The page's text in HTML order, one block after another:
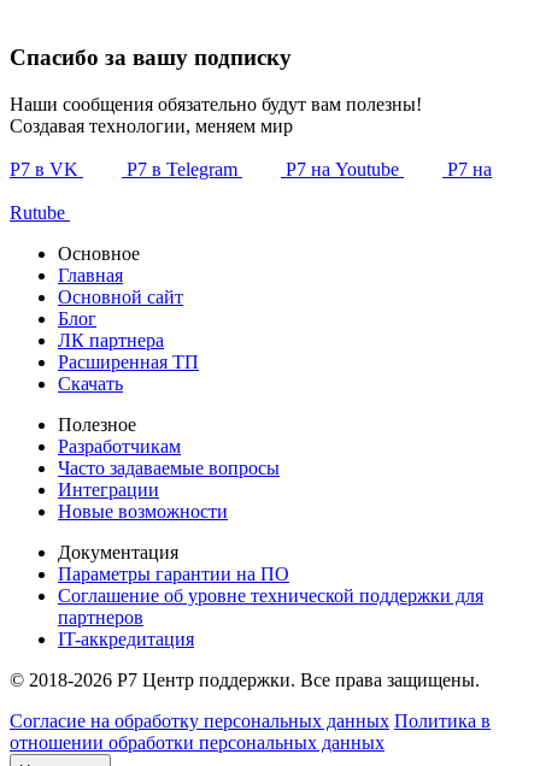
Спасибо за вашу подписку
Наши сообщения обязательно будут вам полезны!
Создавая технологии, меняем мир
Р7 в VK Р7 в Telegram Р7 на Youtube Р7 на
Rutube
Основное
Главная
Основной сайт
Блог
ЛК партнера
Расширенная ТП
Скачать
Полезное
Разработчикам
Часто задаваемые вопросы
Интеграции
Новые возможности
Документация
Параметры гарантии на ПО
Соглашение об уровне технической поддержки для
партнеров
IT-аккредитация
© 2018-2026 Р7 Центр поддержки. Все права защищены.
Согласие на обработку персональных данных Политика в
отношении обработки персональных данных